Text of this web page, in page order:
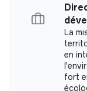
5/SOUTIEN
Participer
acteurs de
Rencontres
l’ESS, Salon
Labels
This
labels or
La
en
fort